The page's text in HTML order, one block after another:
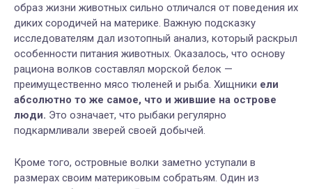
образ жизни животных сильно отличался от поведения их
диких сородичей на материке. Важную подсказку
исследователям дал изотопный анализ, который раскрыл
особенности питания животных. Оказалось, что основу
рациона волков составлял морской белок —
преимущественно мясо тюленей и рыба. Хищники ели
абсолютно то же самое, что и жившие на острове
люди. Это означает, что рыбаки регулярно
подкармливали зверей своей добычей.
Кроме того, островные волки заметно уступали в
размерах своим материковым собратьям. Один из